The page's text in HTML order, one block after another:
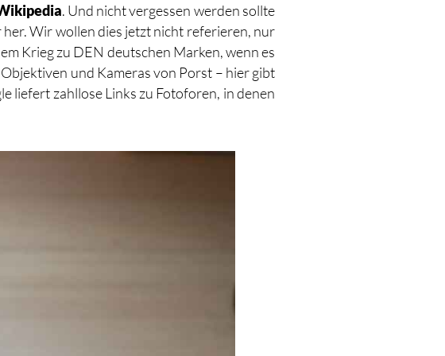
. Und nicht vergessen werden sollte
Wir wollen dies jetzt nicht referieren, nur
Krieg zu DEN deutschen Marken, wenn es
und Kameras von Porst – hier gibt
liefert zahllose Links zu Fotoforen, in denen